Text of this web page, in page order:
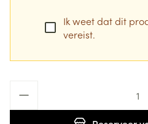
Ik weet dat dit
vereist.